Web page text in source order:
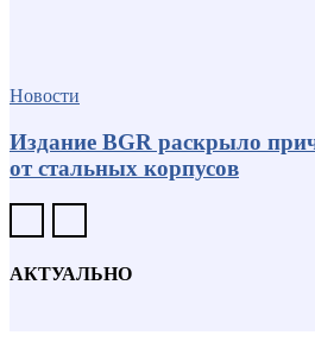
Новости
Издание BGR раскрыло
от стальных корпусов
АКТУАЛЬНО